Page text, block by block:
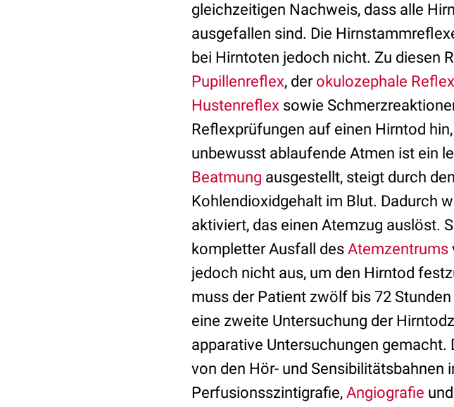
gleichzeitigen Nachweis, dass alle
ausgefallen sind. Die
bei Hirntoten jedoch nicht. Zu diesen
Pupillenreflex, der okulozephale Reflex
Hustenreflex sowie
Reflexprüfungen auf einen Hirntod
unbewusst ablaufende Atmen ist ein
Beatmung ausgestellt, steigt durch
Kohlendioxidgehalt im Blut. Dadurch
aktiviert, das einen Atemzug auslöst.
kompletter Ausfall des Atemzentrums
jedoch nicht aus, um den Hirntod
muss der Patient zwölf bis 72
eine zweite Untersuchung der
apparative Untersuchungen gemacht.
von den Hör- und Sensibilitätsbahnen
Perfusionsszintigrafie, Angiografie